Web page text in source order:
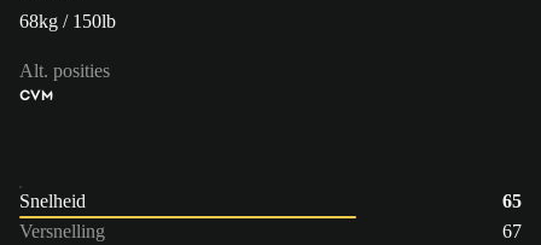
68kg / 150lb
Alt. posities
CVM
Snelheid
65
Versnelling
67